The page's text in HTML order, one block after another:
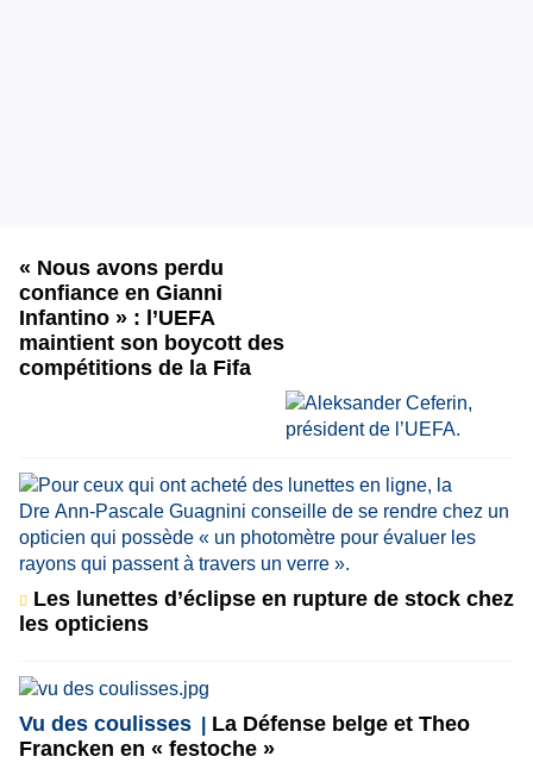
« Nous avons perdu
confiance en Gianni
Infantino » : l’UEFA
maintient son boycott des
compétitions de la Fifa
Les lunettes d’éclipse en rupture de stock chez
les opticiens
Vu des coulisses
La Défense belge et Theo
Francken en « festoche »